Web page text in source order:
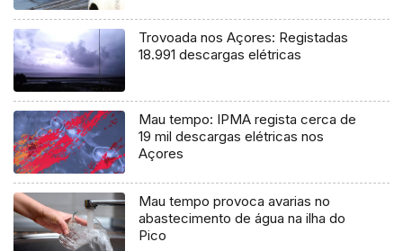
Trovoada nos Açores: Registadas
18.991 descargas elétricas
Mau tempo: IPMA regista cerca de
19 mil descargas elétricas nos
Açores
Mau tempo provoca avarias no
abastecimento de água na ilha do
Pico